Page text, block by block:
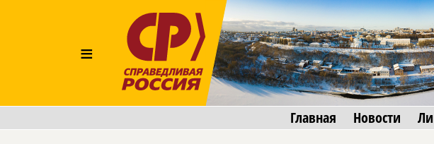
≡
Главная Новости